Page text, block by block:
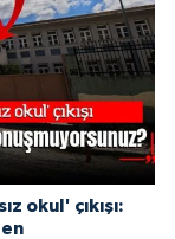
okul' çıkışı: